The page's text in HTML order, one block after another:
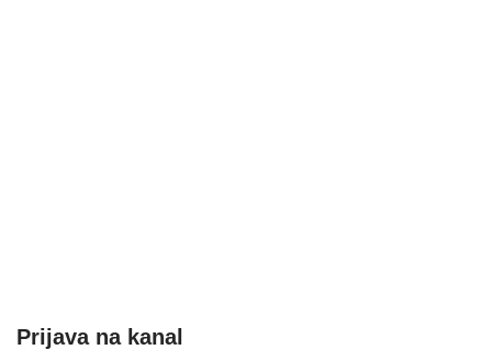
Prijava na kanal